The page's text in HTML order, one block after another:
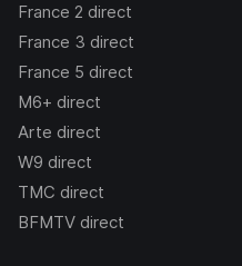
France 2 direct
France 3 direct
France 5 direct
M6+ direct
Arte direct
W9 direct
TMC direct
BFMTV direct